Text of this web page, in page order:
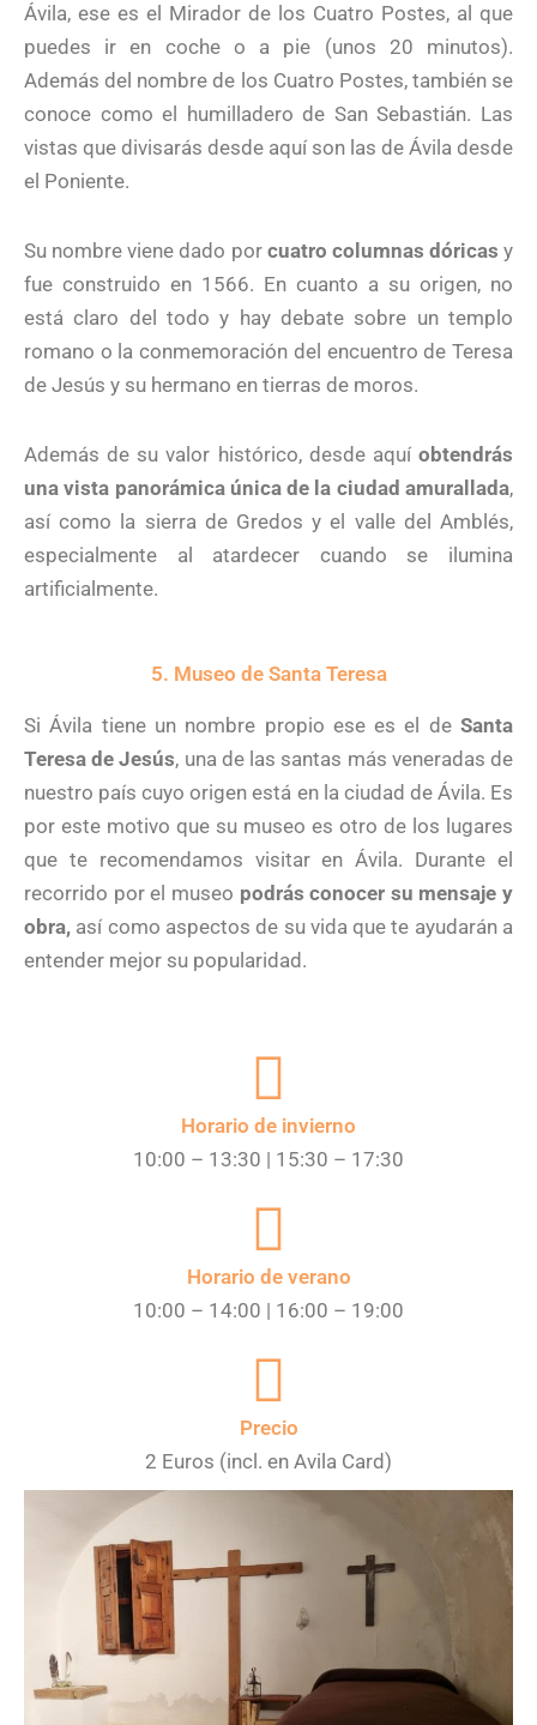
Ávila, ese es el Mirador de los Cuatro Postes, al que
puedes ir en coche o a pie (unos 20 minutos).
Además del nombre de los Cuatro Postes, también se
conoce como el humilladero de San Sebastián. Las
vistas que divisarás desde aquí son las de Ávila desde
el Poniente.
Su nombre viene dado por cuatro columnas dóricas y
fue construido en 1566. En cuanto a su origen, no
está claro del todo y hay debate sobre un templo
romano o la conmemoración del encuentro de Teresa
de Jesús y su hermano en tierras de moros.
Además de su valor histórico, desde aquí obtendrás
una vista panorámica única de la ciudad amurallada,
así como la sierra de Gredos y el valle del Amblés,
especialmente al atardecer cuando se ilumina
artificialmente.
5. Museo de Santa Teresa
Si Ávila tiene un nombre propio ese es el de Santa
Teresa de Jesús, una de las santas más veneradas de
nuestro país cuyo origen está en la ciudad de Ávila. Es
por este motivo que su museo es otro de los lugares
que te recomendamos visitar en Ávila. Durante el
recorrido por el museo podrás conocer su mensaje y
obra, así como aspectos de su vida que te ayudarán a
entender mejor su popularidad.
Horario de invierno
10:00 – 13:30 | 15:30 – 17:30
Horario de verano
10:00 – 14:00 | 16:00 – 19:00
Precio
2 Euros (incl. en Avila Card)